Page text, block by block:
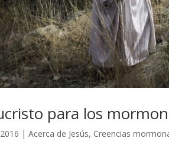
para los
|Acerca de Jesús, Creencias